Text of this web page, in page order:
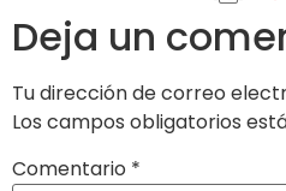
Deja un
Tu dirección de correo
Los campos obligatorios
Comentario *